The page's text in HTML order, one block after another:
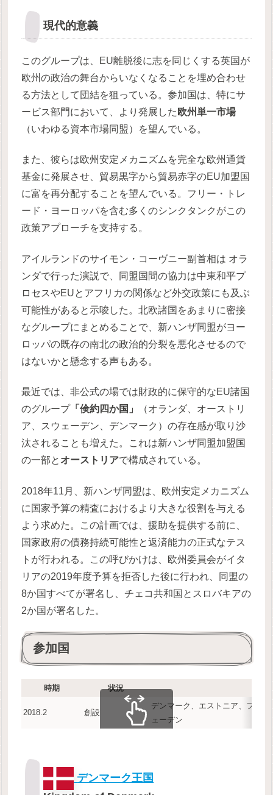
現代的意義
このグループは、EU離脱後に志を同じくする英国が
欧州の政治の舞台からいなくなることを埋め合わせ
る方法として団結を狙っている。参加国は、特にサ
ービス部門において、より発展した 欧州単一市場
（いわゆる資本市場同盟）を望んでいる。
また、彼らは欧州安定メカニズムを完全な欧州通貨
基金に発展させ、貿易黒字から貿易赤字のEU加盟国
に富を再分配することを望んでいる。フリー・トレ
ード・ヨーロッパを含む多くのシンクタンクがこの
政策アプローチを支持する。
アイルランドのサイモン・コーヴニー副首相は オラ
ンダで行った演説で、同盟国間の協力は中東和平プ
ロセスやEUとアフリカの関係など外交政策にも及ぶ
可能性があると示唆した。北欧諸国をあまりに密接
なグループにまとめることで、新ハンザ同盟がヨー
ロッパの既存の南北の政治的分裂を悪化させるので
はないかと懸念する声もある。
最近では、非公式の場では財政的に保守的なEU諸国
のグループ「倹約四か国」
（オランダ、オーストリ
ア、スウェーデン、デンマーク）の存在感が取り沙
汰されることも増えた。これは新ハンザ同盟加盟国
の一部と オーストリアで構成されている。
2018年11月、新ハンザ同盟は、欧州安定メカニズム
に国家予算の精査におけるより大きな役割を与える
よう求めた。この計画では、援助を提供する前に、
国家政府の債務持続可能性と返済能力の正式なテス
トが行​​われる。この呼びかけは、欧州委員会がイタ
リアの2019年度予算を拒否した後に行われ、同盟の
8か国すべてが署名し、チェコ共和国とスロバキアの
2か国が署名した。
参加国
時期 状況
2018.2 創設
デンマーク、エストニア、フィ
ェーデン
デンマーク王国